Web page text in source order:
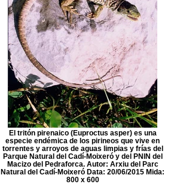
El tritón pirenaico (Euproctus asper) es una
especie endémica de los pirineos que vive en
torrentes y arroyos de aguas limpias y frías del
Parque Natural del Cadí-Moixeró y del PNIN del
Macizo del Pedraforca. Autor: Arxiu del Parc
Natural del Cadí-Moixeró Data: 20/06/2015 Mida:
800 x 600